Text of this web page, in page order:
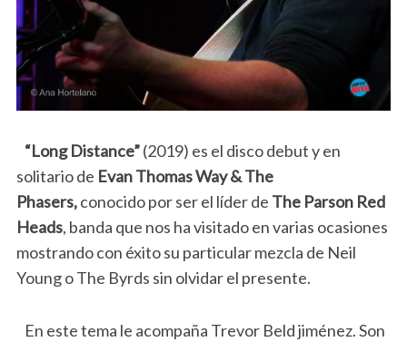
“Long Distance”(2019) es el disco debut y en
solitario de Evan Thomas Way & The
Phasers,conocido por ser el líder de The Parson Red
Heads, banda que nos ha visitado en varias ocasiones
mostrando con éxito su particular mezcla de Neil
Young o The Byrds sin olvidar el presente.
En este tema le acompaña Trevor Beld jiménez. Son